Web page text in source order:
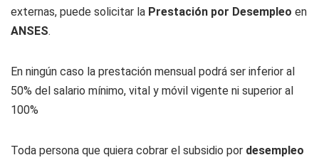
externas, puede solicitar la Prestación por Desempleo en
ANSES.
En ningún caso la prestación mensual podrá ser inferior al
50% del salario mínimo, vital y móvil vigente ni superior al
100%
Toda persona que quiera cobrar el subsidio por desempleo